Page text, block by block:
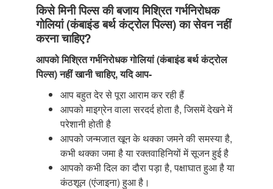
किसे मिनी पिल्स की बजाय मिश्रित गर्भनिरोधक
गोलियां (कंबाइंड बर्थ कंट्रोल पिल्स) का सेवन नहीं
करना चाहिए?
आपको मिश्रित गर्भनिरोधक गोलियां (कंबाइंड बर्थ कंट्रोल
पिल्स) नहीं खानी चाहिए, यदि आप-
आप बहुत देर से पूरा आराम कर रही हैं
आपको माइग्रेन वाला सरदर्द होता है, जिसमें देखने में
परेशानी होती है
आपको जन्मजात खून के थक्का जमने की समस्या है,
कभी थक्का जमा है या रक्तवाहिनियों में सूजन हुई है
आपको कभी दिल का दौरा पड़ा है, पक्षाघात हुआ है या
कंठशूल (एंजाइना) हुआ है।